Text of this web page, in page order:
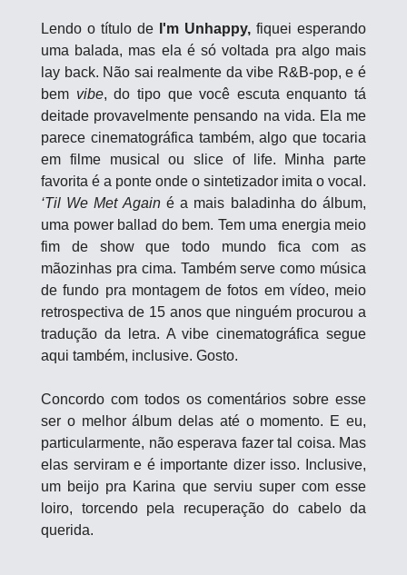
Lendo o título de I'm Unhappy, fiquei esperando
uma balada, mas ela é só voltada pra algo mais
lay back. Não sai realmente da vibe R&B-pop, e é
bem vibe, do tipo que você escuta enquanto tá
deitade provavelmente pensando na vida. Ela me
parece cinematográfica também, algo que tocaria
em filme musical ou slice of life. Minha parte
‘Til We Met Again é a mais baladinha do álbum,
uma power ballad do bem. Tem uma energia meio
fim de show que todo mundo fica com as
mãozinhas pra cima. Também serve como música
de fundo pra montagem de fotos em vídeo, meio
retrospectiva de 15 anos que ninguém procurou a
tradução da letra. A vibe cinematográfica segue
aqui também, inclusive. Gosto.
Concordo com todos os comentários sobre esse
ser o melhor álbum delas até o momento. E eu,
particularmente, não esperava fazer tal coisa. Mas
elas serviram e é importante dizer isso. Inclusive,
um beijo pra Karina que serviu super com esse
loiro, torcendo pela recuperação do cabelo da
querida.